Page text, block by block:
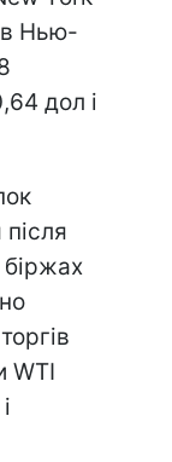
в Нью-
дол і
біржах
WTI